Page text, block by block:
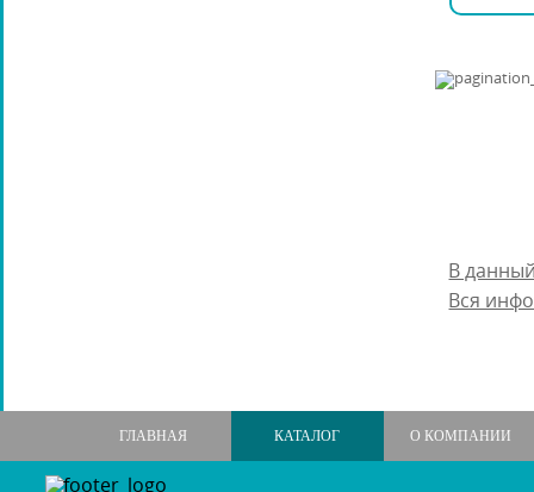
В
Вся
ГЛАВНАЯ КАТАЛОГ О КОМПАНИИ